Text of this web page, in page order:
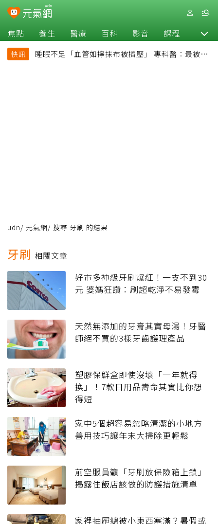
焦點 養生 醫療 百科 影音 課程 退休
快訊
睡眠不足「血管如擰抹布被擠壓」 專科醫：最被忽
udn/ 元氣網/ 搜尋 牙刷 的結果
牙刷 相關文章
好市多神級牙刷爆紅！一支不到30
元 婆媽狂讚：刷超乾淨不易發霉
天然無添加的牙膏其實母湯！牙醫
師絕不買的3樣牙齒護理產品
塑膠保鮮盒即使沒壞「一年就得
換」！7款日用品壽命其實比你想
得短
家中5個超容易忽略清潔的小地方
善用技巧讓年末大掃除更輕鬆
前空服員籲「牙刷放保險箱上鎖」
揭露住飯店該做的防護措施清單
家裡抽屜總被小東西塞滿？暑假或